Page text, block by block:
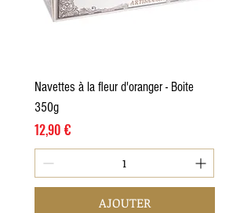
Navettes à la fleur d'oranger - Boite
350g
Prix
12,90 €
AJOUTER